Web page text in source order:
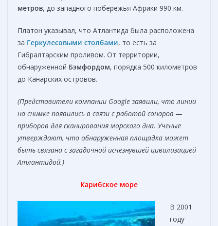
метров, до западного побережья Африки 990 км.
Платон указывал, что Атлантида была расположена
за Геркулесовыми столбами, то есть за
Гибралтарским проливом. От территории,
обнаруженной Бэмфордом, порядка 500 километров
до Канарских островов.
(Представители компании Google заявили, что линии
на снимке появились в связи с работой сонаров —
приборов для сканирования морского дна. Ученые
утверждают, что обнаруженная площадка может
быть связана с загадочной исчезнувшей цивилизацией
Атлантидой.)
Карибское море
В 2001
году